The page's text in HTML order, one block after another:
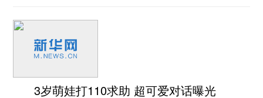
3岁萌娃打110求助 超可爱对话曝光